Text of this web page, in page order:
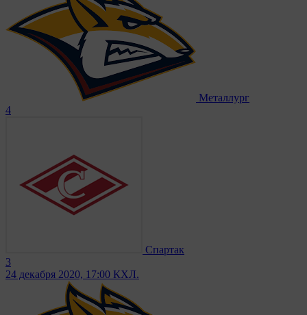
Металлург
4
Спартак
3
24 декабря 2020, 17:00 КХЛ.